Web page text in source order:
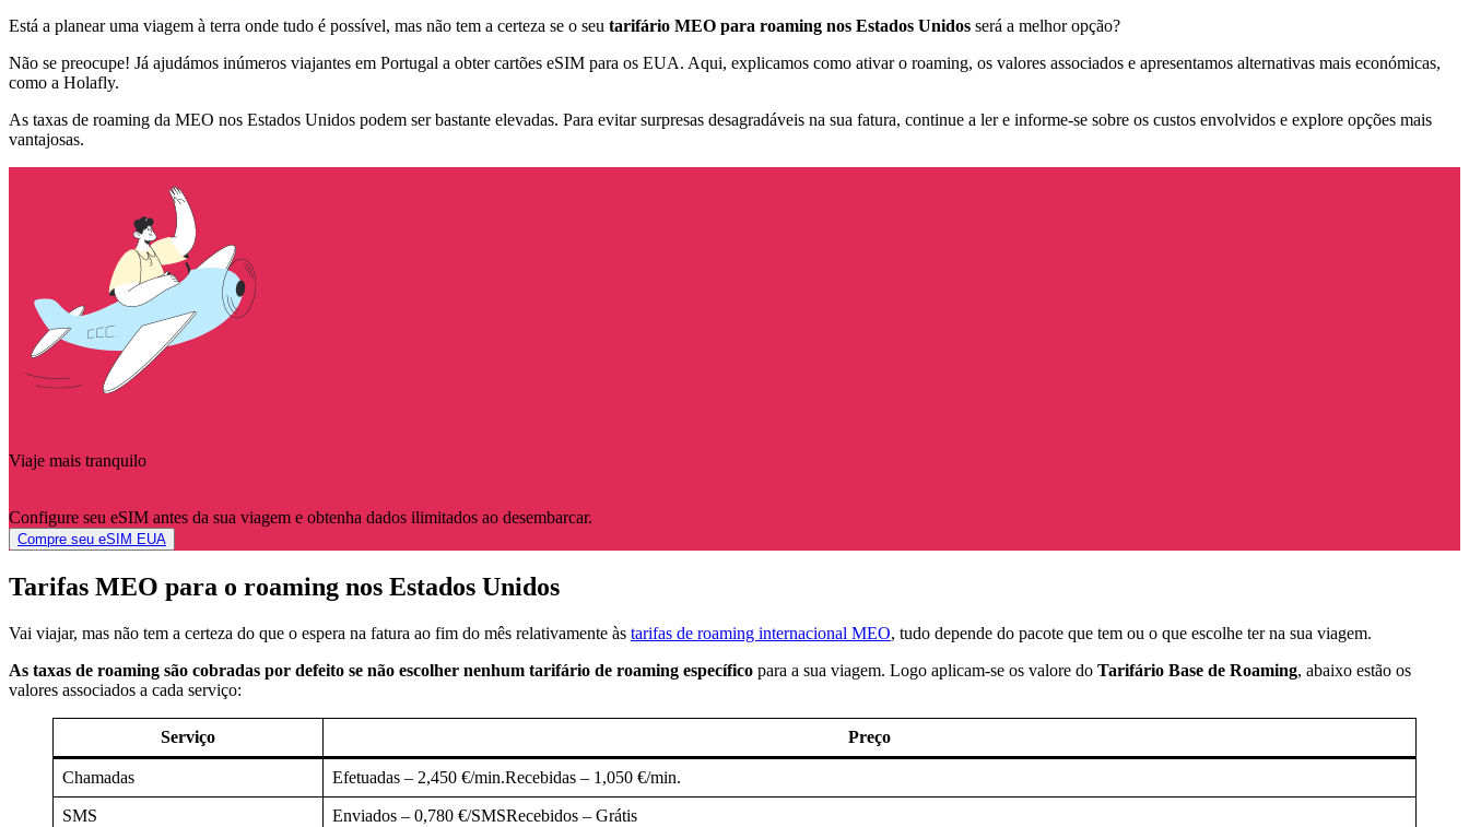
Está a planear uma viagem à terra onde tudo é possível, mas não tem a certeza se o seu tarifário MEO para roaming nos Estados Unidos será a melhor opção?
Não se preocupe! Já ajudámos inúmeros viajantes em Portugal a obter cartões eSIM para os EUA. Aqui, explicamos como ativar o roaming, os valores associados e apresentamos alternativas mais económicas,
como a Holafly.
As taxas de roaming da MEO nos Estados Unidos podem ser bastante elevadas. Para evitar surpresas desagradáveis na sua fatura, continue a ler e informe-se sobre os custos envolvidos e explore opções mais
vantajosas.
Viaje mais tranquilo
Configure seu eSIM antes da sua viagem e obtenha dados ilimitados ao desembarcar.
Compre seu eSIM EUA
Tarifas MEO para o roaming nos Estados Unidos
Vai viajar, mas não tem a certeza do que o espera na fatura ao fim do mês relativamente às tarifas de roaming internacional MEO, tudo depende do pacote que tem ou o que escolhe ter na sua viagem.
As taxas de roaming são cobradas por defeito se não escolher nenhum tarifário de roaming específico para a sua viagem. Logo aplicam-se os valore do Tarifário Base de Roaming, abaixo estão os
valores associados a cada serviço:
Serviço Preço
Chamadas Efetuadas – 2,450 €/min.Recebidas – 1,050 €/min.
SMS Enviados – 0,780 €/SMSRecebidos – Grátis